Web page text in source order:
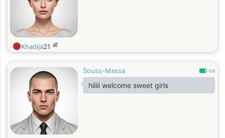
Khadija21 歳
Souss-Massa 0.8
hiiiii welcome sweet girls